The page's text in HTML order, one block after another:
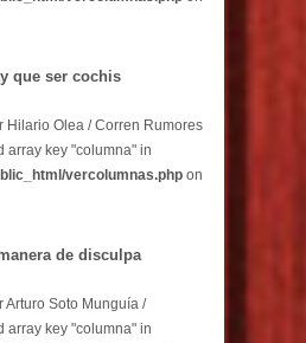
que ser cochis
Hilario Olea / Corren Rumores
array key "columna" in
vercolumnas.php on
de disculpa
Arturo Soto Munguía /
array key "columna" in